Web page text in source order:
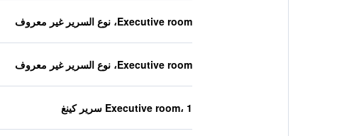
Executive room، نوع السرير غير معروف
Executive room، نوع السرير غير معروف
Executive room، 1 سرير كينغ